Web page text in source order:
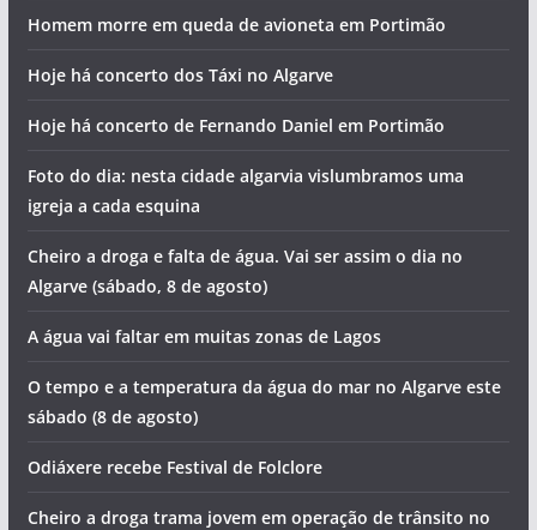
Homem morre em queda de avioneta em Portimão
Hoje há concerto dos Táxi no Algarve
Hoje há concerto de Fernando Daniel em Portimão
Foto do dia: nesta cidade algarvia vislumbramos uma
igreja a cada esquina
Cheiro a droga e falta de água. Vai ser assim o dia no
Algarve (sábado, 8 de agosto)
A água vai faltar em muitas zonas de Lagos
O tempo e a temperatura da água do mar no Algarve este
sábado (8 de agosto)
Odiáxere recebe Festival de Folclore
Cheiro a droga trama jovem em operação de trânsito no